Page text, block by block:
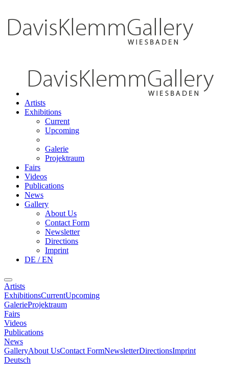
Artists
Exhibitions
Current
Upcoming
Galerie
Projektraum
Fairs
Videos
Publications
News
Gallery
About Us
Contact Form
Newsletter
Directions
Imprint
DE / EN
Artists
ExhibitionsCurrentUpcoming
GalerieProjektraum
Fairs
Videos
Publications
News
GalleryAbout UsContact FormNewsletterDirectionsImprint
Deutsch